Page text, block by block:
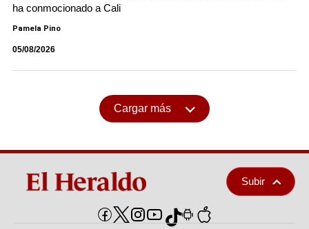
ha conmocionado a Cali
Pamela Pino
05/08/2026
Cargar más
Subir